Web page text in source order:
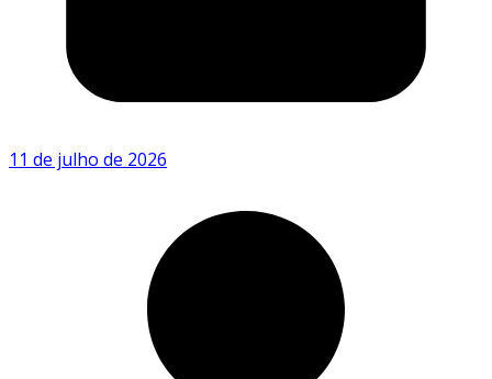
11 de julho de 2026